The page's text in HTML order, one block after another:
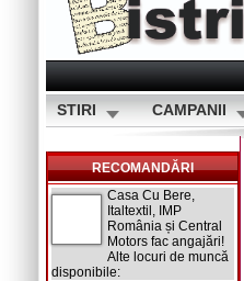
STIRI CAMPANII
RECOMANDĂRI
Casa Cu Bere,
Italtextil, IMP
România și Central
Motors fac angajări!
Alte locuri de muncă
disponibile: